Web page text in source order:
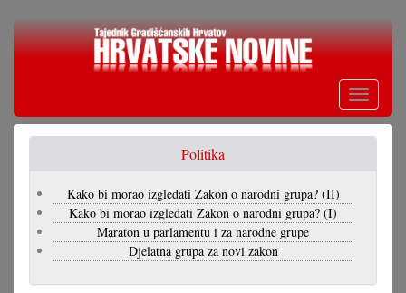
Skoči
Toggle
Politika
Kako bi morao izgledati Zakon o narodni grupa? (II)
Kako bi morao izgledati Zakon o narodni grupa? (I)
Maraton u parlamentu i za narodne grupe
Djelatna grupa za novi zakon